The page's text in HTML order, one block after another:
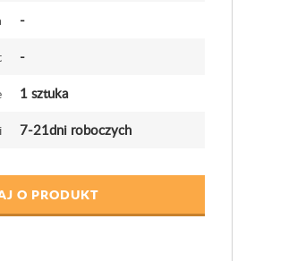
-
-
1 sztuka
7-21dni roboczych
O PRODUKT